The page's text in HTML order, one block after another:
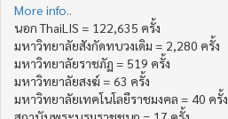
More info..
นอก ThaiLIS = 122,635 ครั้ง
มหาวิทยาลัยสังกัดทบวงเดิม = 2,280 ครั้ง
มหาวิทยาลัยราชภัฏ = 519 ครั้ง
มหาวิทยาลัยสงฆ์ = 63 ครั้ง
มหาวิทยาลัยเทคโนโลยีราชมงคล = 40 ครั้ง